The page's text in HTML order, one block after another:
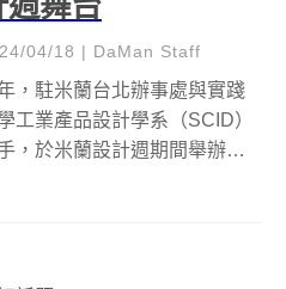
04/18 | DaMan Staff
，駐米蘭台北辦事處與實踐
工業產品設計學系（SCID）
，於米蘭設計週期間舉辦